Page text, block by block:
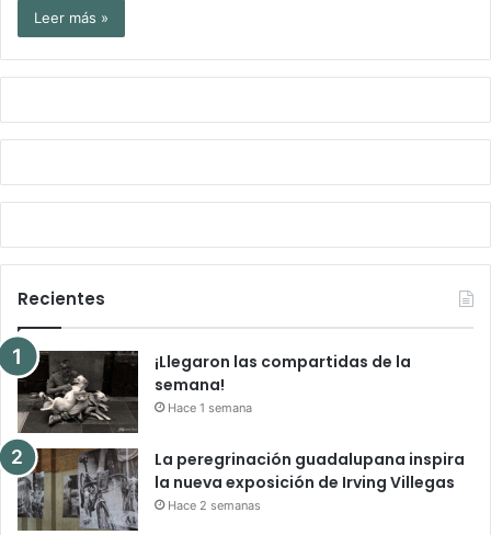
Leer más »
Recientes
¡Llegaron las compartidas de la
semana!
Hace 1 semana
La peregrinación guadalupana inspira
la nueva exposición de Irving Villegas
Hace 2 semanas